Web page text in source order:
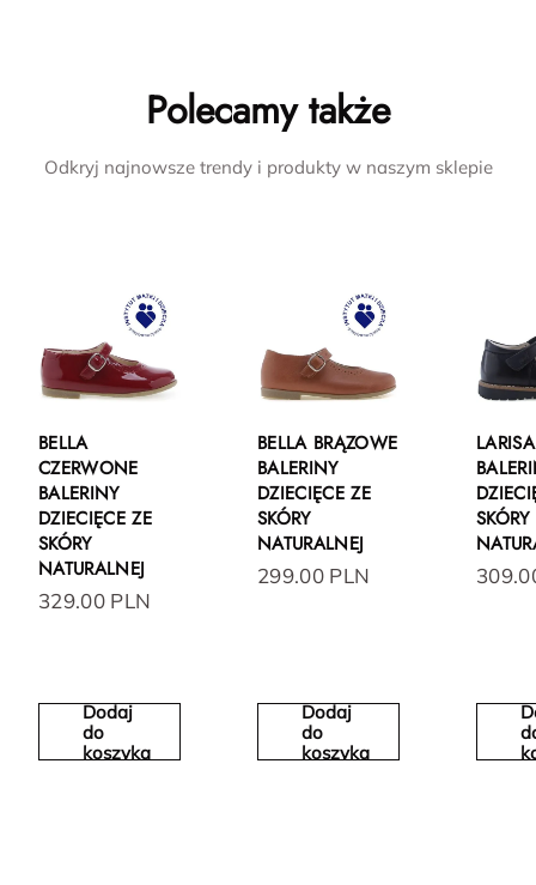
Polecamy także
Odkryj najnowsze trendy i produkty w naszym sklepie
BELLA
CZERWONE
BALERINY
DZIECIĘCE ZE
SKÓRY
NATURALNEJ
329.00 PLN
Dodaj
do
koszyka
BELLA BRĄZOWE
BALERINY
DZIECIĘCE ZE
SKÓRY
NATURALNEJ
299.00 PLN
Dodaj
do
koszyka
SKÓRY